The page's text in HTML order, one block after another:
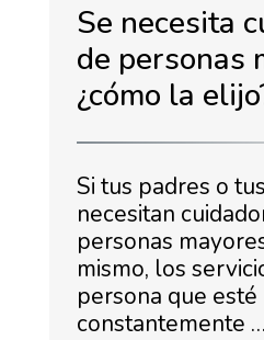
Se necesita
de personas
¿cómo la
Si tus padres o
necesitan
personas
mismo, los
persona que esté
constantemente …